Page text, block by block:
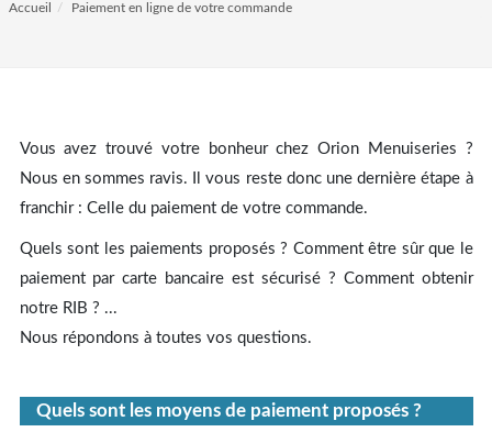
Accueil Paiement en ligne de votre commande
Vous avez trouvé votre bonheur chez Orion Menuiseries ?
Nous en sommes ravis. Il vous reste donc une dernière étape à
franchir : Celle du paiement de votre commande.
Quels sont les paiements proposés ? Comment être sûr que le
paiement par carte bancaire est sécurisé ? Comment obtenir
notre RIB ? ...
Nous répondons à toutes vos questions.
Quels sont les moyens de paiement proposés ?